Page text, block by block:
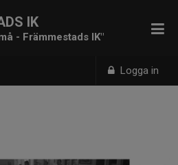
Logga in
IK
- Främmestads IK"